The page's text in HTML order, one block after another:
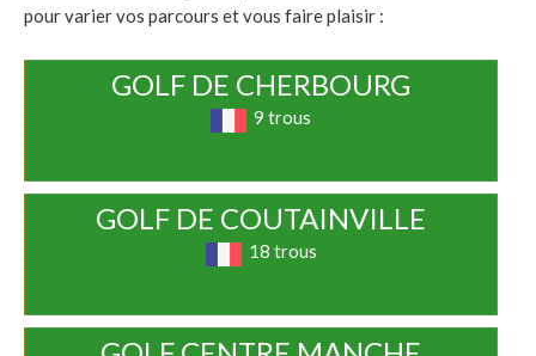
pour varier vos parcours et vous faire plaisir :
GOLF DE CHERBOURG
9 trous
GOLF DE COUTAINVILLE
18 trous